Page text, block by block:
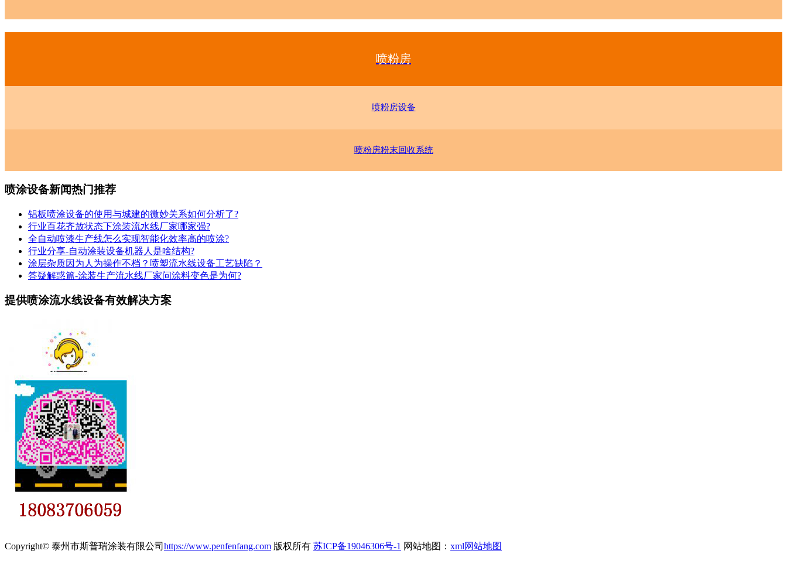
喷粉房
喷粉房设备
喷粉房粉末回收系统
喷涂设备新闻热门推荐
铝板喷涂设备的使用与城建的微妙关系如何分析了?
行业百花齐放状态下涂装流水线厂家哪家强?
全自动喷漆生产线怎么实现智能化效率高的喷涂?
行业分享-自动涂装设备机器人是啥结构?
涂层杂质因为人为操作不档？喷塑流水线设备工艺缺陷？
答疑解惑篇-涂装生产流水线厂家问涂料变色是为何?
提供喷涂流水线设备有效解决方案
Copyright© 泰州市斯普瑞涂装有限公司 https://www.penfenfang.com 版权所有 苏ICP备19046306号-1 网站地图： xml网站地图